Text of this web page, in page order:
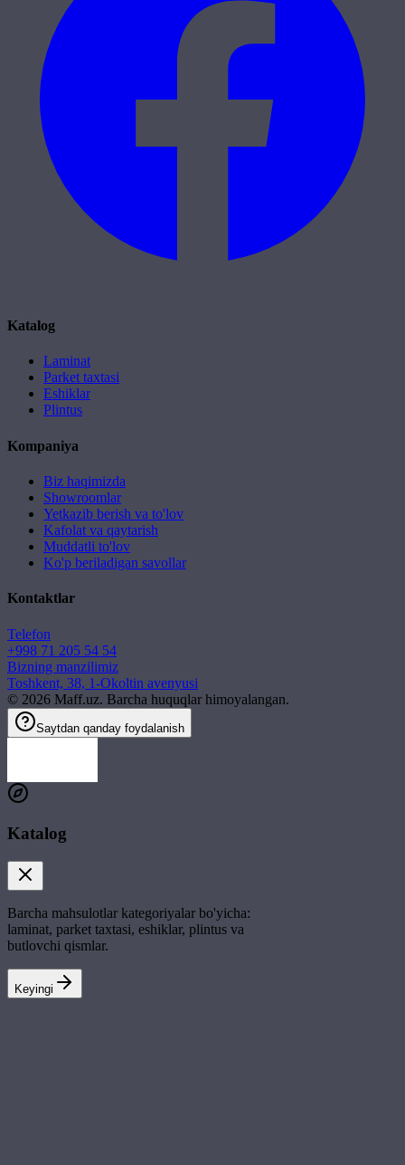
Katalog
Laminat
Parket taxtasi
Eshiklar
Plintus
Kompaniya
Biz haqimizda
Showroomlar
Yetkazib berish va to'lov
Kafolat va qaytarish
Muddatli to'lov
Ko'p beriladigan savollar
Kontaktlar
Telefon
+998 71 205 54 54
Bizning manzilimiz
Toshkent, 38, 1-Okoltin avenyusi
© 2026 Maff.uz. Barcha huquqlar himoyalangan.
Saytdan qanday foydalanish
Katalog
Barcha mahsulotlar kategoriyalar bo'yicha:
laminat, parket taxtasi, eshiklar, plintus va
butlovchi qismlar.
Keyingi